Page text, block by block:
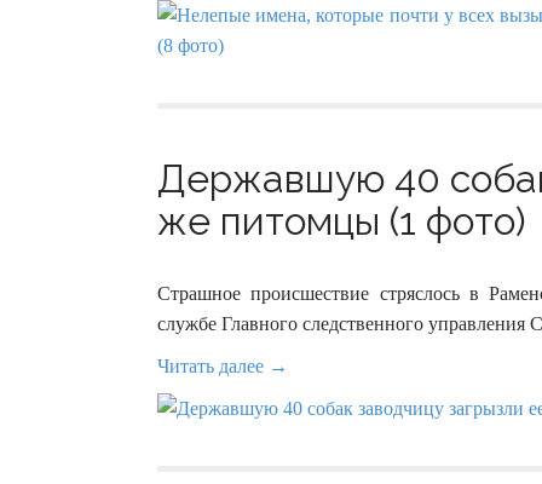
Державшую 40
же питомцы (1 фото)
Страшное происшествие стряслось в
службе Главного следственного
Читать далее →